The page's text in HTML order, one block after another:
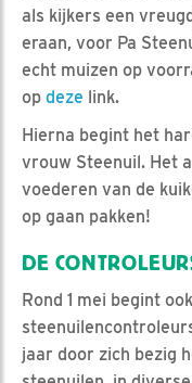
als kijkers een
eraan, voor Pa
echt muizen op
op deze link.
Hierna begint het
vrouw Steenuil. Het
voederen van de
op gaan pakken!
DE
Rond 1 mei begint
jaar door zich bezig